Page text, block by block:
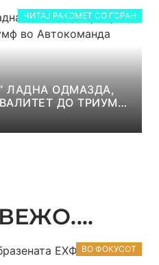
ЧИТАЈ РАКОМЕТ СО ГОРАН
ЛАДНА ОДМАЗДА,
ДО ТРИУМФ
ВО ФОКУСОТ